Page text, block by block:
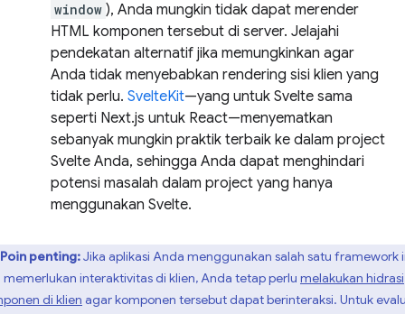
window ), Anda mungkin tidak dapat merender
HTML komponen tersebut di server. Jelajahi
pendekatan alternatif jika memungkinkan agar
Anda tidak menyebabkan rendering sisi klien yang
tidak perlu. SvelteKit—yang untuk Svelte sama
seperti Next.js untuk React—menyematkan
sebanyak mungkin praktik terbaik ke dalam project
Svelte Anda, sehingga Anda dapat menghindari
potensi masalah dalam project yang hanya
menggunakan Svelte.
Poin penting:Jika aplikasi Anda menggunakan salah satu framework
memerlukan interaktivitas di klien, Anda tetap perlu melakukan hidrasi
di klien agar komponen tersebut dapat berinteraksi. Untuk